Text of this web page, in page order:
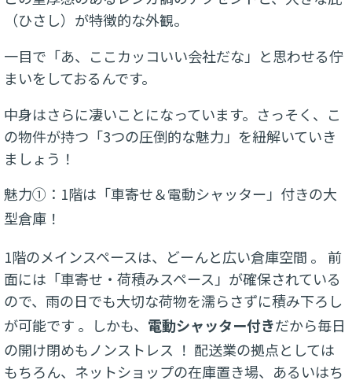
（ひさし）が特徴的な外観。
一目で「あ、ここカッコいい会社だな」と思わせる佇
まいをしておるんです。
中身はさらに凄いことになっています。さっそく、こ
の物件が持つ「3つの圧倒的な魅力」を紐解いていき
ましょう！
魅力①：1階は「車寄せ＆電動シャッター」付きの大
型倉庫！
1階のメインスペースは、どーんと広い倉庫空間 。 前
面には「車寄せ・荷積みスペース」が確保されている
ので、雨の日でも大切な荷物を濡らさずに積み下ろし
が可能です 。しかも、 電動シャッター付きだから毎日
の開け閉めもノンストレス ！ 配送業の拠点としては
もちろん、ネットショップの在庫置き場、あるいはち